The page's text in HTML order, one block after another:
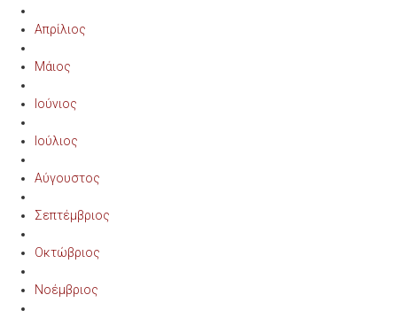
Απρίλιος
Μάιος
Ιούνιος
Ιούλιος
Αύγουστος
Σεπτέμβριος
Οκτώβριος
Νοέμβριος